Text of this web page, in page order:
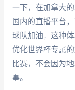
一下，在加拿大
国内的直播平台
球队加油，这种体
优化世界杯专属
比赛，不会因为
事。